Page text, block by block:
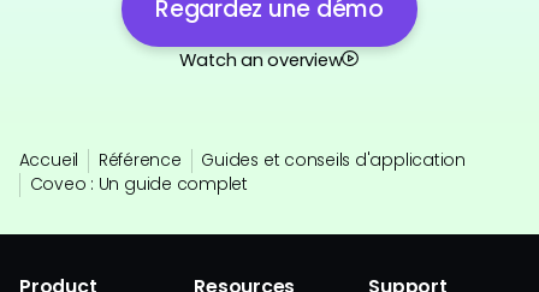
Regardez une démo
Watch an overview
Accueil Référence
Guides et conseils d'application
Coveo : Un guide complet